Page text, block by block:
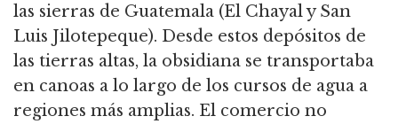
las sierras de Guatemala (El Chayal y San
Luis Jilotepeque). Desde estos depósitos de
las tierras altas, la obsidiana se transportaba
en canoas a lo largo de los cursos de agua a
regiones más amplias. El comercio no